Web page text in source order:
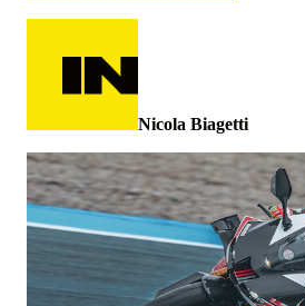
Nicola Biagetti